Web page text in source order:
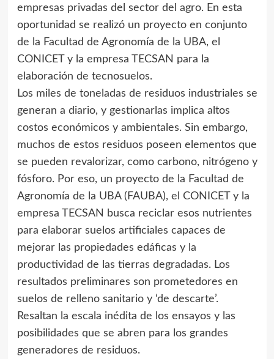
empresas privadas del sector del agro. En esta
oportunidad se realizó un proyecto en conjunto
de la Facultad de Agronomía de la UBA, el
CONICET y la empresa TECSAN para la
elaboración de tecnosuelos.
Los miles de toneladas de residuos industriales se
generan a diario, y gestionarlas implica altos
costos económicos y ambientales. Sin embargo,
muchos de estos residuos poseen elementos que
se pueden revalorizar, como carbono, nitrógeno y
fósforo. Por eso, un proyecto de la Facultad de
Agronomía de la UBA (FAUBA), el CONICET y la
empresa TECSAN busca reciclar esos nutrientes
para elaborar suelos artificiales capaces de
mejorar las propiedades edáficas y la
productividad de las tierras degradadas. Los
resultados preliminares son prometedores en
suelos de relleno sanitario y ‘de descarte’.
Resaltan la escala inédita de los ensayos y las
posibilidades que se abren para los grandes
generadores de residuos.